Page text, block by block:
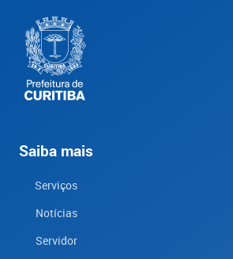
Saiba mais
Serviços
Notícias
Servidor